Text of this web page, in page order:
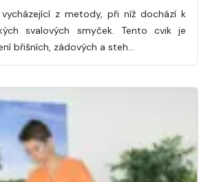
z metody, při níž dochází k
svalových smyček. Tento cvik je
břišních, zádových a steh…